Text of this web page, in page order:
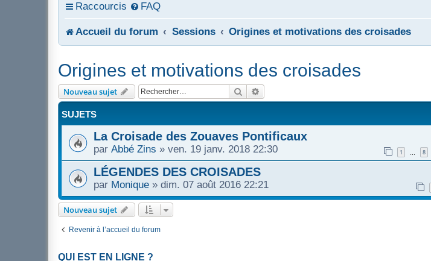
Raccourcis FAQ
Accueil du forum Sessions Origines et motivations des croisades
Origines et motivations des croisades
Nouveau sujet Rechercher
SUJETS
La Croisade des Zouaves Pontificaux
par Abbé Zins » ven. 19 janv. 2018 22:30 1 … 8
LÉGENDES DES CROISADES
par Monique » dim. 07 août 2016 22:21
Nouveau sujet
Revenir à l’accueil du forum
QUI EST EN LIGNE ?